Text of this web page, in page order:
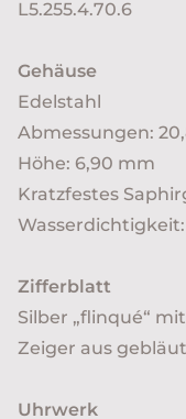
L5.255.4.70.6
Gehäuse
Edelstahl
Abmessungen:
Höhe: 6,90 mm
Kratzfestes
Wasserdichtigkeit:
Zifferblatt
Silber „flinqué“
Zeiger aus
Uhrwerk